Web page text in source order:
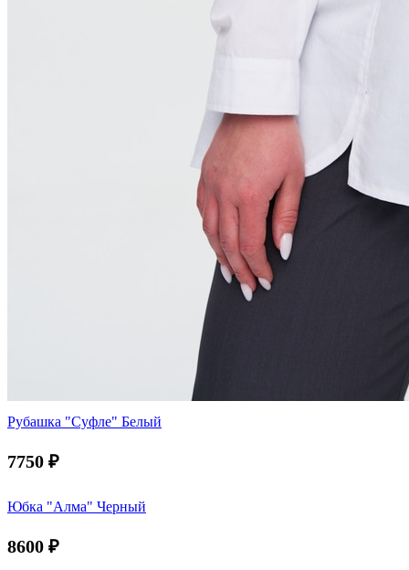
Рубашка "Суфле" Белый
7750 ₽
Юбка "Алма" Черный
8600 ₽